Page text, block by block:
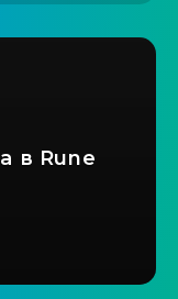
в Rune